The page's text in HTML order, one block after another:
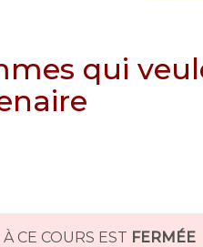
qui
CE COURS EST FERMÉE